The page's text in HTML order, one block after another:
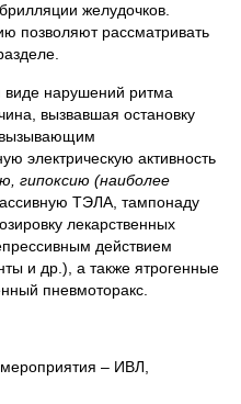
желудочков.
позволяют рассматривать
виде нарушений ритма
вызвавшая остановку
электрическую активность
гипоксию (наиболее
ТЭЛА, тампонаду
лекарственных
действием
и др.), а также ятрогенные
пневмоторакс.
– ИВЛ,